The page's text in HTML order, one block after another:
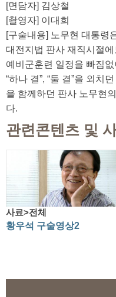
[면담자] 김상철
[촬영자] 이대희
[구술내용] 노무현 대통령
대전지법 판사 재직시절
예비군훈련 일정을 빠짐
“하나 결”, “둘 결”을 외치
을 함께하던 판사 노무현
다.
관련콘텐츠 및
사료>전체
황우석 구술영상2